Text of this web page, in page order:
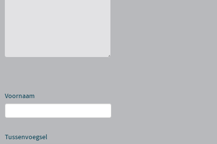
Voornaam
Tussenvoegsel